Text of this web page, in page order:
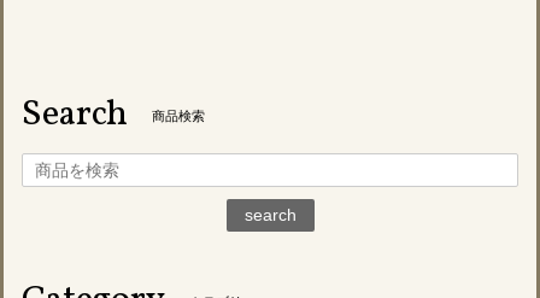
Search 商品検索
search